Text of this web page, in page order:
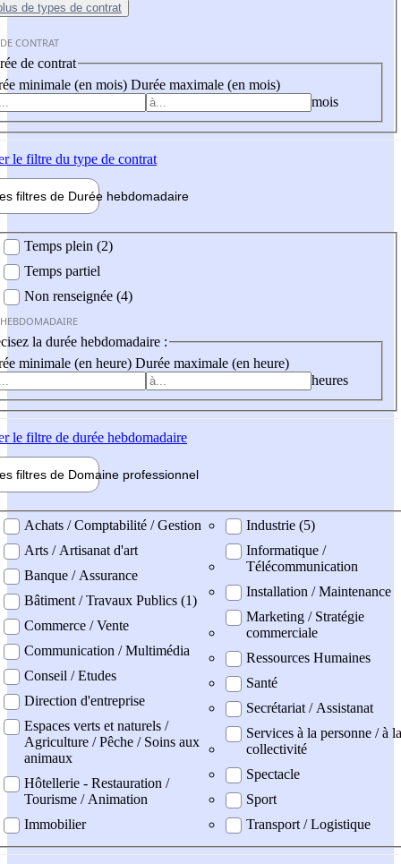
de types de contrat
CONTRAT
de contrat
minimale (en mois) Durée maximale (en mois)
mois
le filtre du type de contrat
filtres de Durée hebdomadaire
Temps plein (2)
Temps partiel
Non renseignée (4)
la durée hebdomadaire :
minimale (en heure) Durée maximale (en heure)
heures
le filtre de durée hebdomadaire
filtres de Domaine professionnel
professionel
Achats / Comptabilité / Gestion
Arts / Artisanat d'art
Banque / Assurance
Bâtiment / Travaux Publics (1)
Commerce / Vente
Communication / Multimédia
Conseil / Etudes
Direction d'entreprise
Espaces verts et naturels /
Agriculture / Pêche / Soins aux
animaux
Hôtellerie - Restauration /
Tourisme / Animation
Immobilier
Industrie (5)
Informatique /
Télécommunication
Installation / Maintenance
Marketing / Stratégie
commerciale
Ressources Humaines
Santé
Secrétariat / Assistanat
Services à la personne / à la
collectivité
Spectacle
Sport
Transport / Logistique